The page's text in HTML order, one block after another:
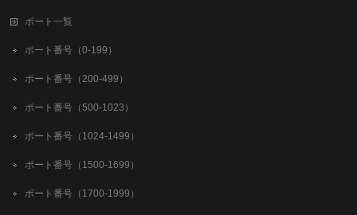
ポート一覧
ポート番号（0-199）
ポート番号（200-499）
ポート番号（500-1023）
ポート番号（1024-1499）
ポート番号（1500-1699）
ポート番号（1700-1999）